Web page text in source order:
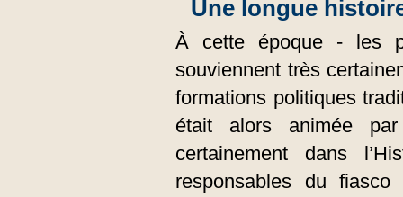
Une longue
À cette époque - les
souviennent très
formations politiques
était alors animée
certainement dans
responsables du